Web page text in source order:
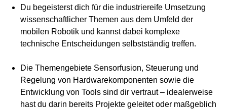
Du begeisterst dich für die industriereife Umsetzung
wissenschaftlicher Themen aus dem Umfeld der
mobilen Robotik und kannst dabei komplexe
technische Entscheidungen selbstständig treffen.
Die Themengebiete Sensorfusion, Steuerung und
Regelung von Hardwarekomponenten sowie die
Entwicklung von Tools sind dir vertraut – idealerweise
hast du darin bereits Projekte geleitet oder maßgeblich